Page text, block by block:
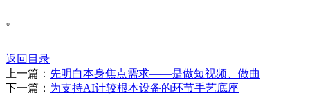
。
返回目录
上一篇： 先明白本身焦点需求——是做短视频、做曲
下一篇： 为支持AI计较根本设备的环节手艺底座